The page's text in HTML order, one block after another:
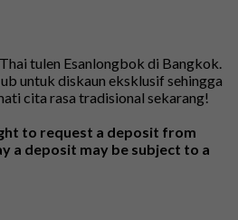
tulen Esanlongbok di Bangkok.
untuk diskaun eksklusif sehingga
cita rasa tradisional sekarang!
to request a deposit from
a deposit may be subject to a